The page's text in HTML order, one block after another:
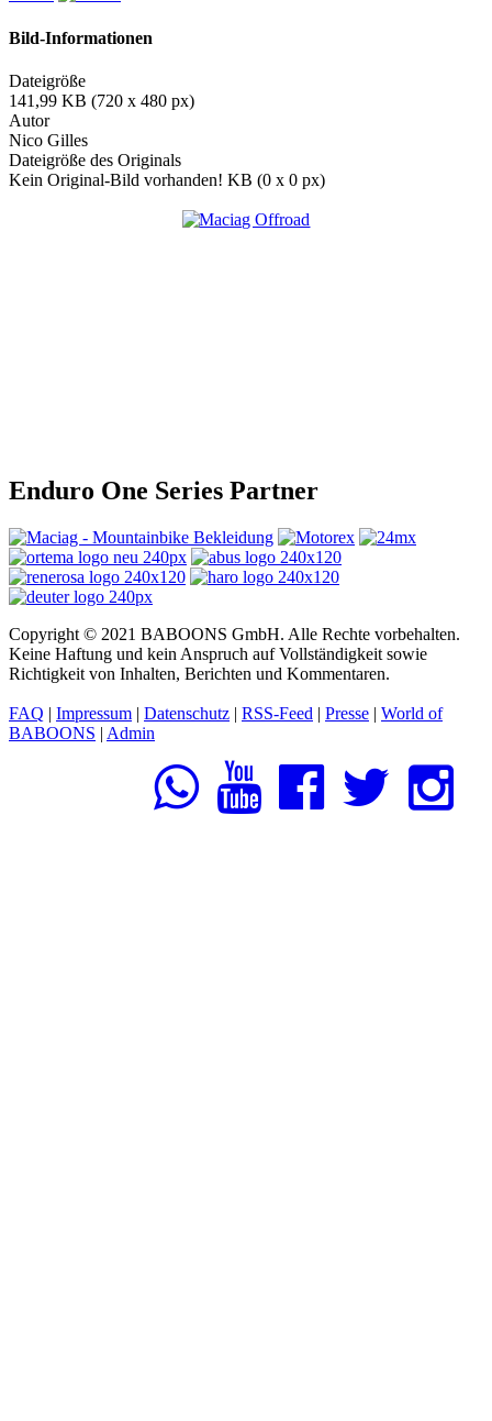
Bild-Informationen
Dateigröße
141,99 KB (720 x 480 px)
Autor
Nico Gilles
Dateigröße des Originals
Kein Original-Bild vorhanden! KB (0 x 0 px)
Enduro One Series Partner
Copyright © 2021 BABOONS GmbH. Alle Rechte vorbehalten.
Keine Haftung und kein Anspruch auf Vollständigkeit sowie
Richtigkeit von Inhalten, Berichten und Kommentaren.
FAQ | Impressum | Datenschutz | RSS-Feed | Presse | World of
BABOONS | Admin